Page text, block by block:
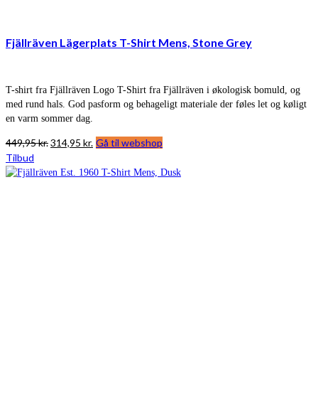
Fjällräven Lägerplats T-Shirt Mens, Stone Grey
T-shirt fra Fjällräven Logo T-Shirt fra Fjällräven i økologisk bomuld, og
med rund hals. God pasform og behageligt materiale der føles let og køligt
en varm sommer dag.
449,95kr.Den
pris
314,95 kr. Den
pris
Gå til webshop
Tilbud